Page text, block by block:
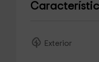
Exterior